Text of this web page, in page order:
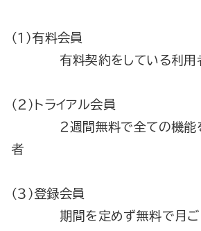
（１）有料会員
有料契約をしている利用
（２）トライアル会員
２週間無料で全ての機能を
者
（３）登録会員
期間を定めず無料で月ごと